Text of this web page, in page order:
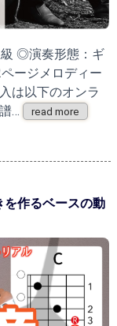
◎演奏形態：ギ
ージメロディー
は以下のオンラ
…
read more
を作るベースの動